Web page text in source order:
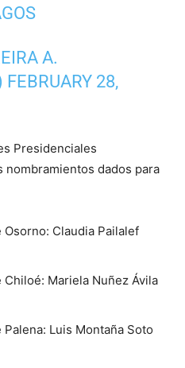
A.
FEBRUARY 28,
Presidenciales
dados para
Claudia Pailalef
Mariela Nuñez Ávila
Luis Montaña Soto